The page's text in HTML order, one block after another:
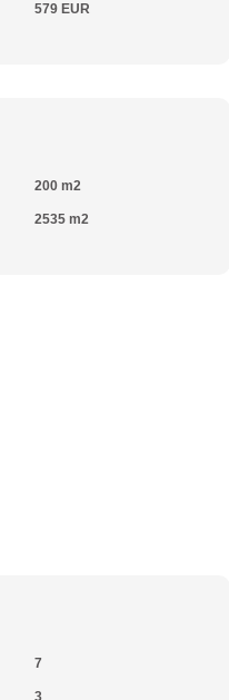
579 EUR
200 m2
2535 m2
7
3